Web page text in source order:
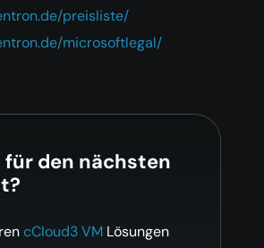
preisliste/
microsoftlegal/
für den nächsten
cCloud3VM Lösungen